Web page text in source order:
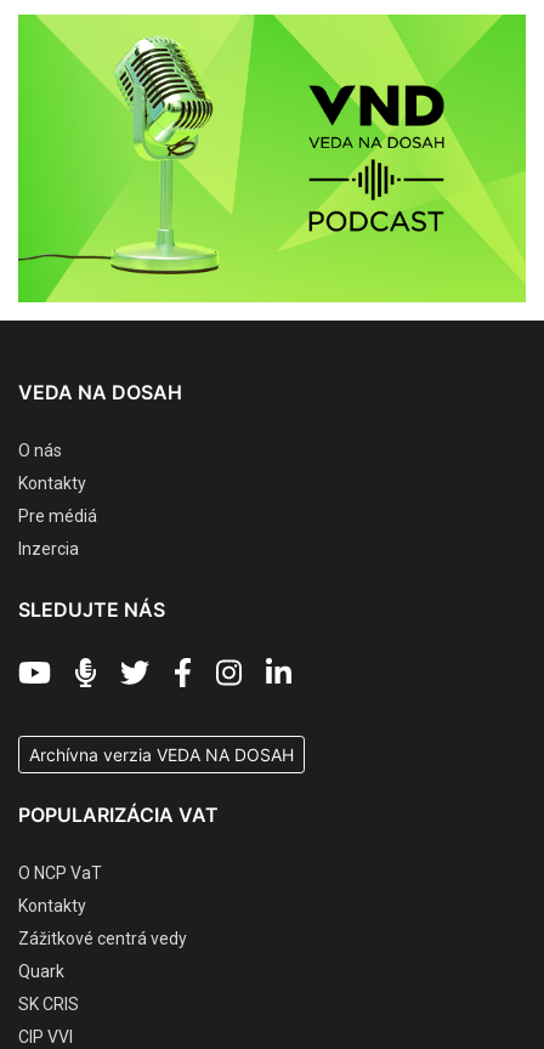
VEDA NA DOSAH
O nás
Kontakty
Pre médiá
Inzercia
SLEDUJTE NÁS
Archívna verzia VEDA NA DOSAH
POPULARIZÁCIA VAT
O NCP VaT
Kontakty
Zážitkové centrá vedy
Quark
SK CRIS
CIP VVI